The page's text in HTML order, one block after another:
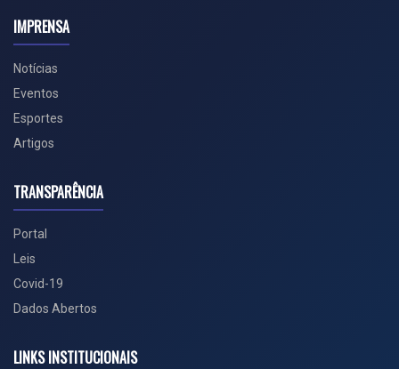
IMPRENSA
Notícias
Eventos
Esportes
Artigos
TRANSPARÊNCIA
Portal
Leis
Covid-19
Dados Abertos
LINKS INSTITUCIONAIS